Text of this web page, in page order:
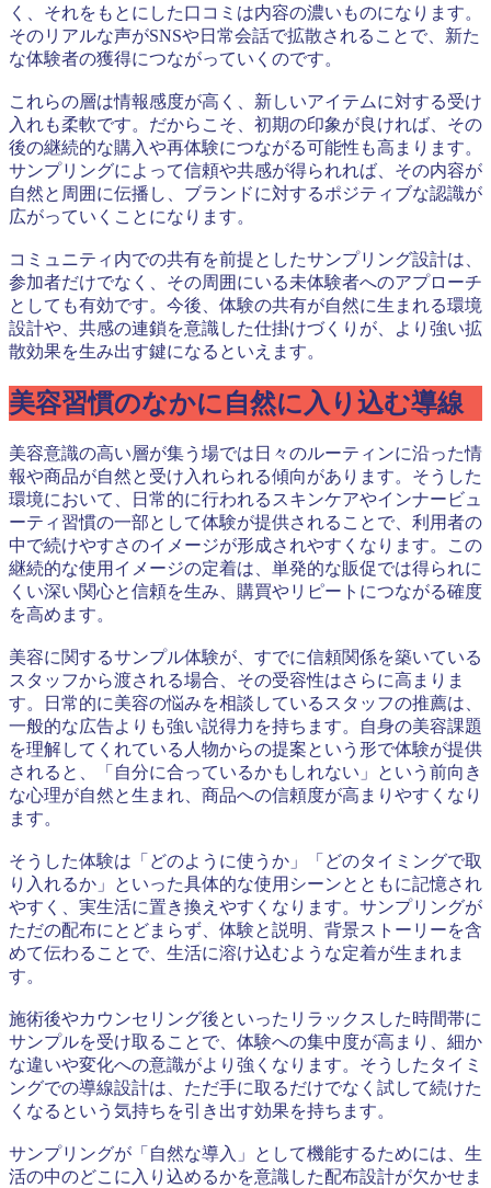
く、それをもとにした口コミは内容の濃いものになります。
そのリアルな声がSNSや日常会話で拡散されることで、新た
な体験者の獲得につながっていくのです。
これらの層は情報感度が高く、新しいアイテムに対する受け
入れも柔軟です。だからこそ、初期の印象が良ければ、その
後の継続的な購入や再体験につながる可能性も高まります。
サンプリングによって信頼や共感が得られれば、その内容が
自然と周囲に伝播し、ブランドに対するポジティブな認識が
広がっていくことになります。
コミュニティ内での共有を前提としたサンプリング設計は、
参加者だけでなく、その周囲にいる未体験者へのアプローチ
としても有効です。今後、体験の共有が自然に生まれる環境
設計や、共感の連鎖を意識した仕掛けづくりが、より強い拡
散効果を生み出す鍵になるといえます。
美容習慣のなかに自然に入り込む導線
美容意識の高い層が集う場では日々のルーティンに沿った情
報や商品が自然と受け入れられる傾向があります。そうした
環境において、日常的に行われるスキンケアやインナービュ
ーティ習慣の一部として体験が提供されることで、利用者の
中で続けやすさのイメージが形成されやすくなります。この
継続的な使用イメージの定着は、単発的な販促では得られに
くい深い関心と信頼を生み、購買やリピートにつながる確度
を高めます。
美容に関するサンプル体験が、すでに信頼関係を築いている
スタッフから渡される場合、その受容性はさらに高まりま
す。日常的に美容の悩みを相談しているスタッフの推薦は、
一般的な広告よりも強い説得力を持ちます。自身の美容課題
を理解してくれている人物からの提案という形で体験が提供
されると、「自分に合っているかもしれない」という前向き
な心理が自然と生まれ、商品への信頼度が高まりやすくなり
ます。
そうした体験は「どのように使うか」「どのタイミングで取
り入れるか」といった具体的な使用シーンとともに記憶され
やすく、実生活に置き換えやすくなります。サンプリングが
ただの配布にとどまらず、体験と説明、背景ストーリーを含
めて伝わることで、生活に溶け込むような定着が生まれま
す。
施術後やカウンセリング後といったリラックスした時間帯に
サンプルを受け取ることで、体験への集中度が高まり、細か
な違いや変化への意識がより強くなります。そうしたタイミ
ングでの導線設計は、ただ手に取るだけでなく試して続けた
くなるという気持ちを引き出す効果を持ちます。
サンプリングが「自然な導入」として機能するためには、生
活の中のどこに入り込めるかを意識した配布設計が欠かせま